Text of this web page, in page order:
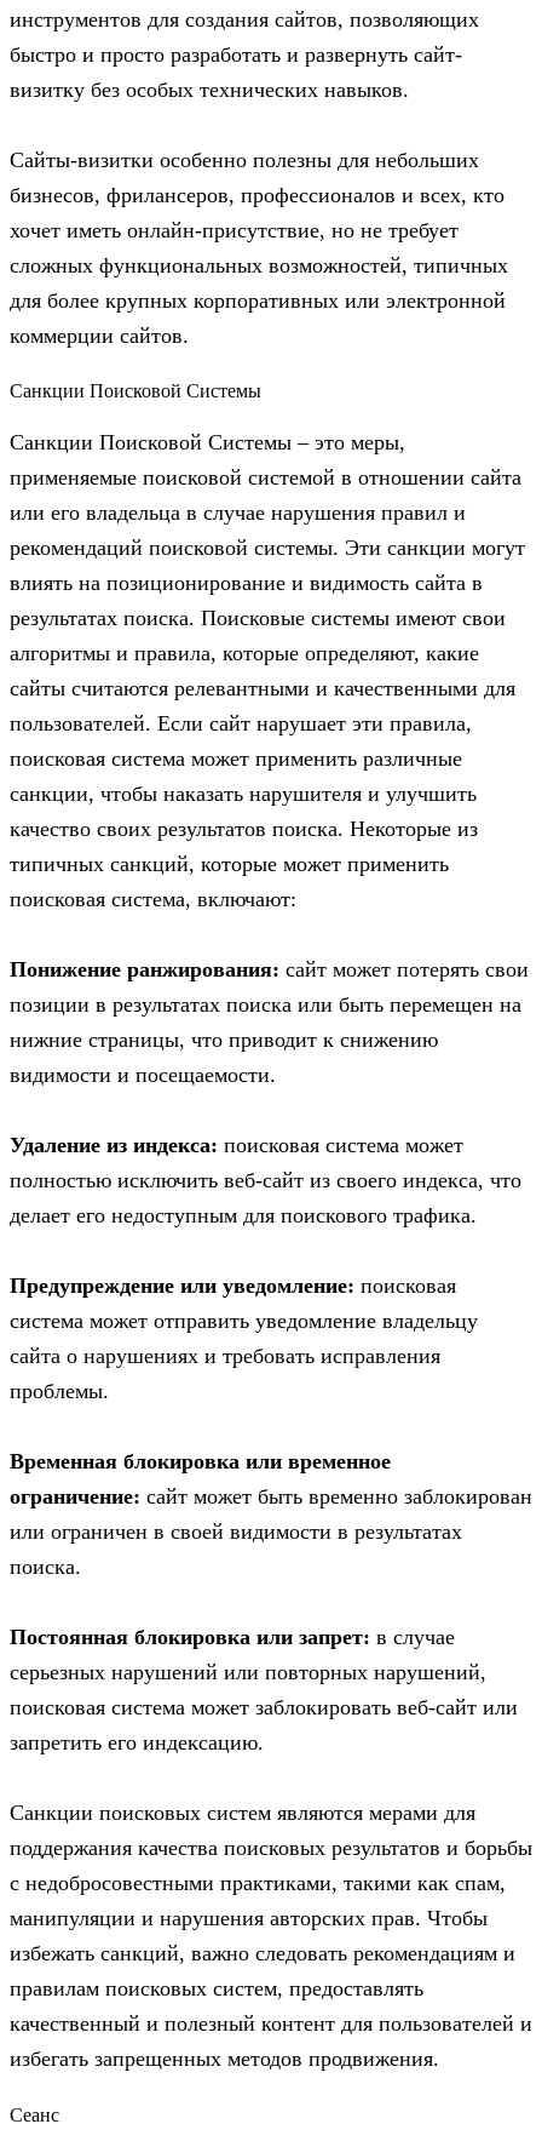
инструментов для создания сайтов, позволяющих
быстро и просто разработать и развернуть сайт-
визитку без особых технических навыков.
Сайты-визитки особенно полезны для небольших
бизнесов, фрилансеров, профессионалов и всех, кто
хочет иметь онлайн-присутствие, но не требует
сложных функциональных возможностей, типичных
для более крупных корпоративных или электронной
коммерции сайтов.
Санкции Поисковой Системы
Санкции Поисковой Системы – это меры,
применяемые поисковой системой в отношении сайта
или его владельца в случае нарушения правил и
рекомендаций поисковой системы. Эти санкции могут
влиять на позиционирование и видимость сайта в
результатах поиска. Поисковые системы имеют свои
алгоритмы и правила, которые определяют, какие
сайты считаются релевантными и качественными для
пользователей. Если сайт нарушает эти правила,
поисковая система может применить различные
санкции, чтобы наказать нарушителя и улучшить
качество своих результатов поиска. Некоторые из
типичных санкций, которые может применить
поисковая система, включают:
Понижение ранжирования: сайт может потерять свои
позиции в результатах поиска или быть перемещен на
нижние страницы, что приводит к снижению
видимости и посещаемости.
Удаление из индекса: поисковая система может
полностью исключить веб-сайт из своего индекса, что
делает его недоступным для поискового трафика.
Предупреждение или уведомление: поисковая
система может отправить уведомление владельцу
сайта о нарушениях и требовать исправления
проблемы.
Временная блокировка или временное
ограничение: сайт может быть временно заблокирован
или ограничен в своей видимости в результатах
поиска.
Постоянная блокировка или запрет: в случае
серьезных нарушений или повторных нарушений,
поисковая система может заблокировать веб-сайт или
запретить его индексацию.
Санкции поисковых систем являются мерами для
поддержания качества поисковых результатов и борьбы
с недобросовестными практиками, такими как спам,
манипуляции и нарушения авторских прав. Чтобы
избежать санкций, важно следовать рекомендациям и
правилам поисковых систем, предоставлять
качественный и полезный контент для пользователей и
избегать запрещенных методов продвижения.
Сеанс